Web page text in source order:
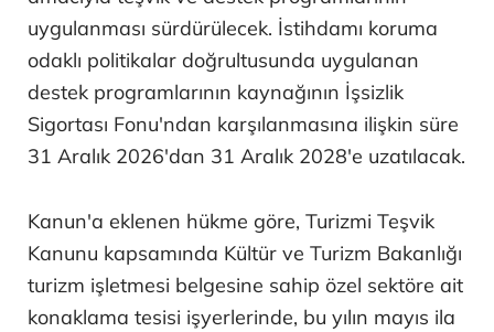
uygulanması sürdürülecek. İstihdamı koruma
odaklı politikalar doğrultusunda uygulanan
destek programlarının kaynağının İşsizlik
Sigortası Fonu'ndan karşılanmasına ilişkin süre
31 Aralık 2026'dan 31 Aralık 2028'e uzatılacak.
Kanun'a eklenen hükme göre, Turizmi Teşvik
Kanunu kapsamında Kültür ve Turizm Bakanlığı
turizm işletmesi belgesine sahip özel sektöre ait
konaklama tesisi işyerlerinde, bu yılın mayıs ila